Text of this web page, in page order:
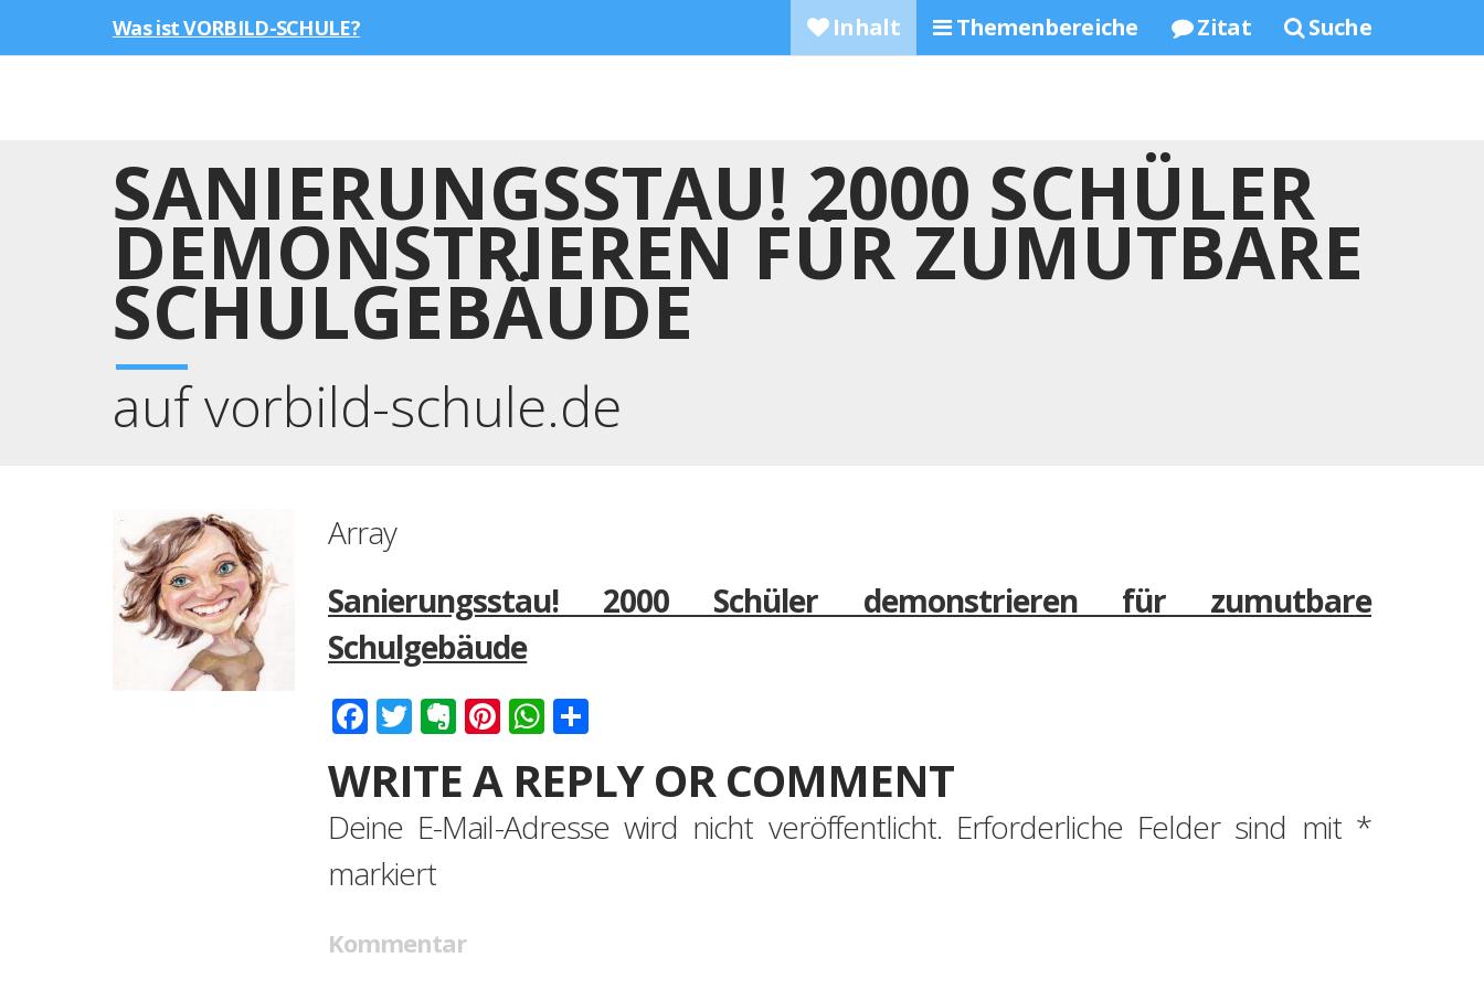
Was ist VORBILD-SCHULE? Inhalt Themenbereiche Zitat Suche
SANIERUNGSSTAU! 2000 SCHÜLER
DEMONSTRIEREN FÜR ZUMUTBARE
SCHULGEBÄUDE
auf vorbild-schule.de
Array
Sanierungsstau! 2000 Schüler demonstrieren für zumutbare
Schulgebäude
Facebook
Twitter
Evernote
Pinterest
WhatsApp
WRITE A REPLY OR COMMENT
Deine E-Mail-Adresse wird nicht veröffentlicht. Erforderliche Felder sind mit *
markiert
Kommentar